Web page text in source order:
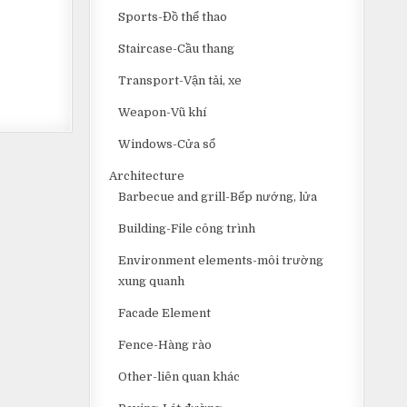
Sports-Đồ thể thao
Staircase-Cầu thang
Transport-Vận tải, xe
Weapon-Vũ khí
Windows-Cửa sổ
Architecture
Barbecue and grill-Bếp nướng, lửa
Building-File công trình
Environment elements-môi trường
xung quanh
Facade Element
Fence-Hàng rào
Other-liên quan khác